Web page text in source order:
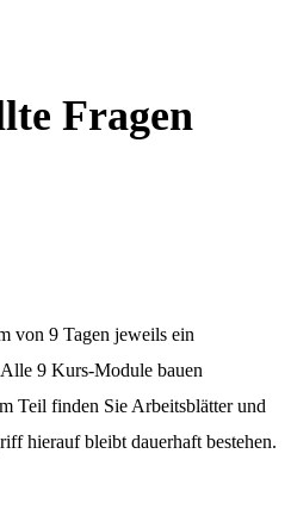
Fragen
von 9 Tagen jeweils ein
9 Kurs-Module bauen
Teil finden Sie Arbeitsblätter und
hierauf bleibt dauerhaft bestehen.